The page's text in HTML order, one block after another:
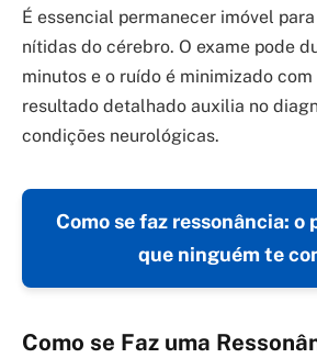
É essencial permanecer imóvel
nítidas do cérebro. O exame pode
minutos e o ruído é minimizado
resultado detalhado auxilia no
condições neurológicas.
Como se faz ressonância: o
que ninguém te
Como se Faz uma